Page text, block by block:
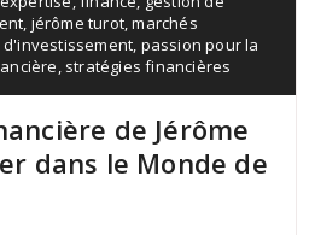
jérôme turot ,marchés
passion pour la
stratégies financières
de Jérôme
dans le Monde de